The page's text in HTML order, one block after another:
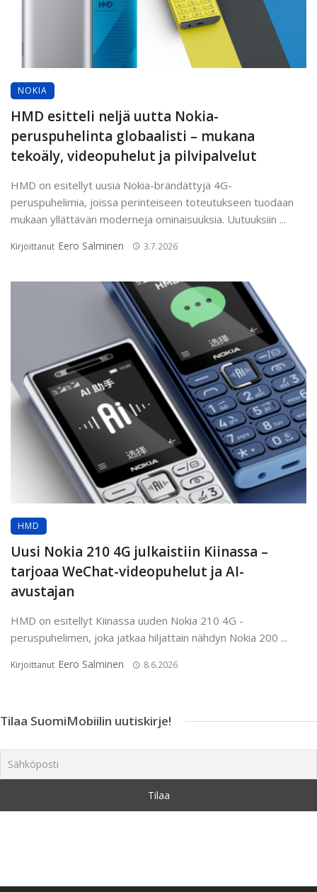
NOKIA
HMD esitteli neljä uutta Nokia-
peruspuhelinta globaalisti – mukana
tekoäly, videopuhelut ja pilvipalvelut
HMD on esitellyt uusia Nokia-brändättyjä 4G-
peruspuhelimia, joissa perinteiseen toteutukseen tuodaan
mukaan yllättävän moderneja ominaisuuksia. Uutuuksiin ...
Kirjoittanut Eero Salminen 3.7.2026
HMD
Uusi Nokia 210 4G julkaistiin Kiinassa –
tarjoaa WeChat-videopuhelut ja AI-
avustajan
HMD on esitellyt Kiinassa uuden Nokia 210 4G -
peruspuhelimen, joka jatkaa hiljattain nähdyn Nokia 200 ...
Kirjoittanut Eero Salminen 8.6.2026
Tilaa SuomiMobiilin uutiskirje!